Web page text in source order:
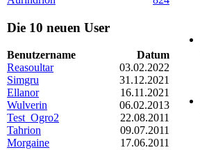
Die 10 neuen User
Benutzername
Datum
Reasoultar
03.02.2022
Simgru
31.12.2021
Ellanor
16.11.2021
Wulverin
06.02.2013
Test_Ogro2
22.08.2011
Tahrion
09.07.2011
Morgaine
17.06.2011